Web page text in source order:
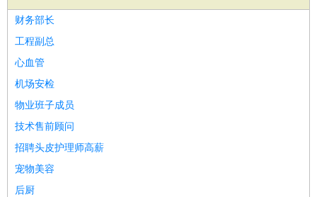
财务部长
工程副总
心血管
机场安检
物业班子成员
技术售前顾问
招聘头皮护理师高薪
宠物美容
后厨